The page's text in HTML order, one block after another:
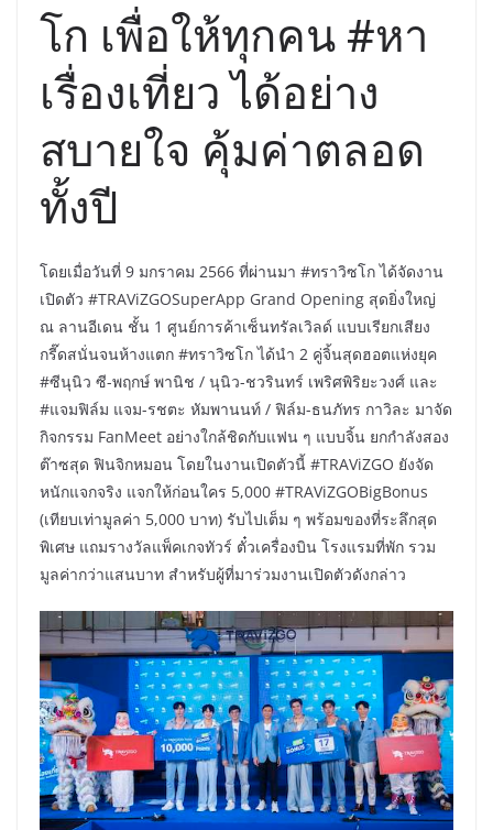
โก เพื่อให้ทุกคน #หา
เรื่องเที่ยว ได้อย่าง
สบายใจ คุ้มค่าตลอด
ทั้งปี
โดยเมื่อวันที่ 9 มกราคม 2566 ที่ผ่านมา #ทราวิซโก ได้จัดงาน
เปิดตัว #TRAViZGOSuperApp Grand Opening สุดยิ่งใหญ่
ณ ลานอีเดน ชั้น 1 ศูนย์การค้าเซ็นทรัลเวิลด์ แบบเรียกเสียง
กรี๊ดสนั่นจนห้างแตก #ทราวิซโก ได้นำ 2 คู่จิ้นสุดฮอตแห่งยุค
#ซีนุนิว ซี-พฤกษ์ พานิช / นุนิว-ชวรินทร์ เพริศพิริยะวงศ์ และ
#แจมฟิล์ม แจม-รชตะ หัมพานนท์ / ฟิล์ม-ธนภัทร กาวิละ มาจัด
กิจกรรม FanMeet อย่างใกล้ชิดกับแฟน ๆ แบบจิ้น ยกกำลังสอง
ต๊าซสุด ฟินจิกหมอน โดยในงานเปิดตัวนี้ #TRAViZGO ยังจัด
หนักแจกจริง แจกให้ก่อนใคร 5,000 #TRAViZGOBigBonus
(เทียบเท่ามูลค่า 5,000 บาท) รับไปเต็ม ๆ พร้อมของที่ระลึกสุด
พิเศษ แถมรางวัลแพ็คเกจทัวร์ ตั๋วเครื่องบิน โรงแรมที่พัก รวม
มูลค่ากว่าแสนบาท สำหรับผู้ที่มาร่วมงานเปิดตัวดังกล่าว